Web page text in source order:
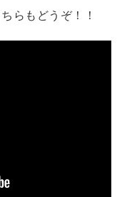
らもどうぞ！！